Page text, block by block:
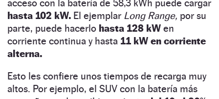
acceso con la batería de 58,3 kWh puede cargar
hasta 102 kW. El ejemplar Long Range, por su
parte, puede hacerlo hasta 128 kW en
corriente continua y hasta 11 kW en corriente
alterna.
Esto les confiere unos tiempos de recarga muy
altos. Por ejemplo, el SUV con la batería más